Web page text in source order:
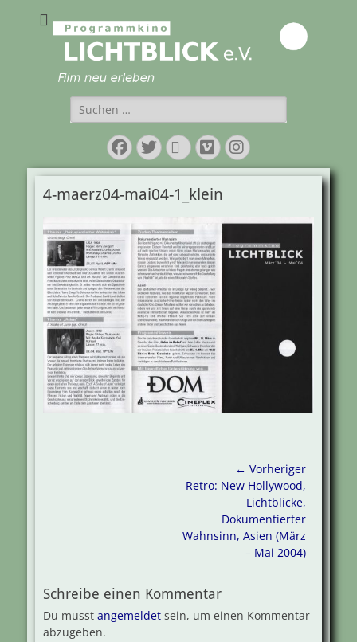
Programmkino
Lichtblick e.V.
Suchen
nach:
Facebook
Twitter
E-
Mail
VimeoInstagram
4-maerz04-mai04-1_klein
← Vorheriger
Vorheriger
Retro: New Hollywood,
Lichtblicke,
Dokumentierter
Wahnsinn, Asien (März
– Mai 2004)
Schreibe einen Kommentar
Du musst angemeldet sein, um einen Kommentar
abzugeben.